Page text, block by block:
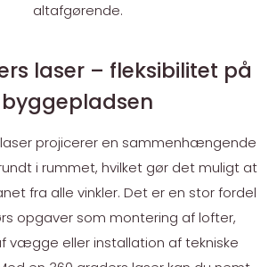
altafgørende.
laser – fleksibilitet på
byggepladsen
laser projicerer en sammenhængende
i rummet, hvilket gør det muligt at
fra alle vinkler. Det er en stor fordel
opgaver som montering af lofter,
vægge eller installation af tekniske